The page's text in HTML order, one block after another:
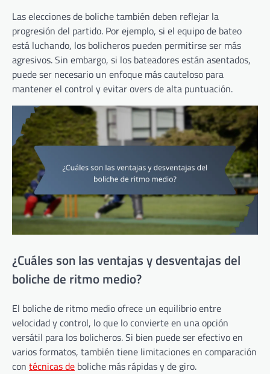
Las elecciones de boliche también deben reflejar la
progresión del partido. Por ejemplo, si el equipo de bateo
está luchando, los bolicheros pueden permitirse ser más
agresivos. Sin embargo, si los bateadores están asentados,
puede ser necesario un enfoque más cauteloso para
mantener el control y evitar overs de alta puntuación.
¿Cuáles son las ventajas y desventajas del
boliche de ritmo medio?
El boliche de ritmo medio ofrece un equilibrio entre
velocidad y control, lo que lo convierte en una opción
versátil para los bolicheros. Si bien puede ser efectivo en
varios formatos, también tiene limitaciones en comparación
con técnicas de boliche más rápidas y de giro.